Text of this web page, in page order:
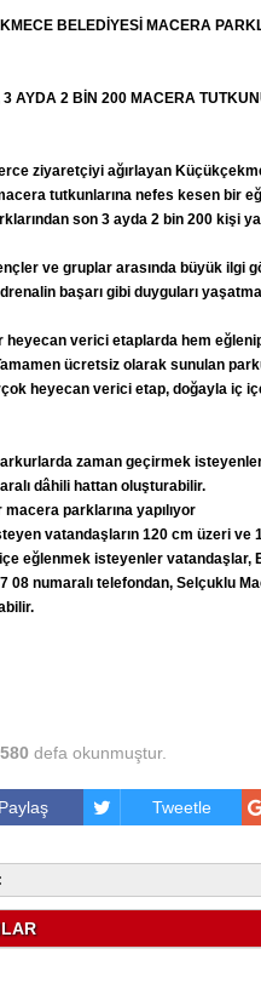
BELEDİYESİ MACERA
3 AYDA 2 BİN 200 MACERA
ziyaretçiyi ağırlayan
tutkunlarına nefes kesen bir
son 3 ayda 2 bin 200 kişi
ve gruplar arasında büyük ilgi
başarı gibi duyguları
heyecan verici etaplarda hem
ücretsiz olarak sunulan
heyecan verici etap, doğayla iç
zaman geçirmek
dâhili hattan oluşturabilir.
parklarına yapılıyor
vatandaşların 120 cm üzeri
eğlenmek isteyenler vatandaşlar,
08 numaralı telefondan, Selçuklu
580 defa okunmuştur.
Paylaş Tweetle